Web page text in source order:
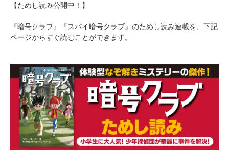
【ためし読み公開中！】
『暗号クラブ』『スパイ暗号クラブ』のためし読み連載を、下記
ページからすぐ読むことができます。